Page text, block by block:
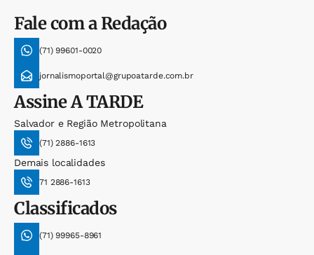
Fale com a Redação
(71) 99601-0020
jornalismoportal@grupoatarde.com.br
AssineA TARDE
Salvador e Região Metropolitana
(71) 2886-1613
Demais localidades
71 2886-1613
Classificados
(71) 99965-8961